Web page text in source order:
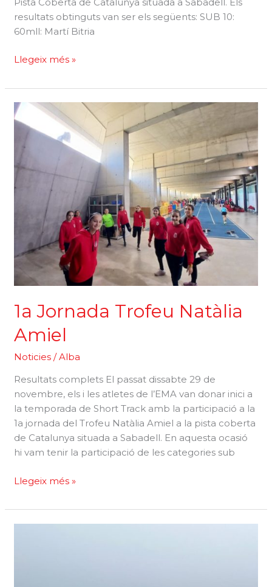
resultats obtinguts van ser els següents: SUB 10:
60mll: Martí Bitria
Control
promoció
FCA
sub
sub
Llegeix més »
1a Jornada Trofeu Natàlia
Amiel
Noticies /Alba
Resultats complets El passat dissabte 29 de
novembre, els i les atletes de l’EMA van donar inici a
la temporada de Short Track amb la participació a la
1a jornada del Trofeu Natàlia Amiel a la pista coberta
de Catalunya situada a Sabadell. En aquesta ocasió
hi vam tenir la participació de les categories sub
1a
Trofeu
Natàlia
Llegeix més »